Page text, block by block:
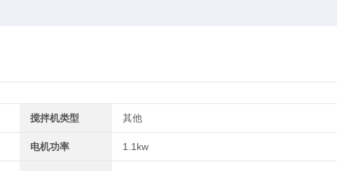
搅拌机类型 其他
电机功率 1.1kw